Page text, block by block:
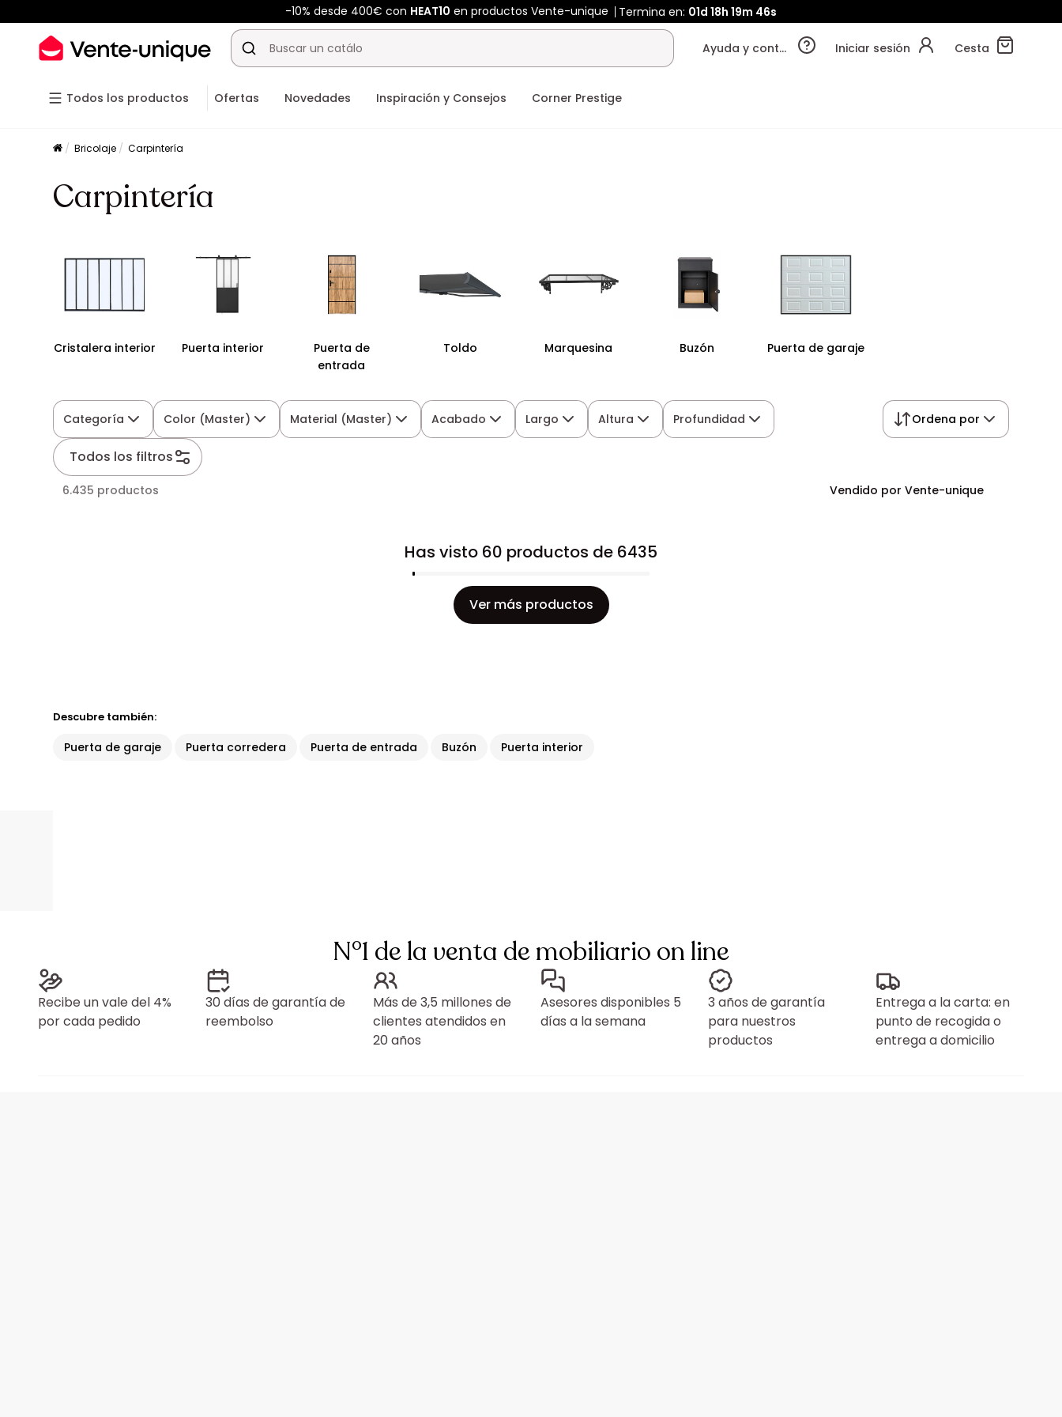
-10% desde 400€ con HEAT10 en productos Vente-unique Termina en: 01d 18h 19m 44s
Ayuda y contacto Iniciar sesión Cesta
Todos los productos Ofertas Novedades Inspiración y Consejos Corner Prestige
Bricolaje Carpintería
Carpintería
Cristalera interior Puerta interior
Puerta de
entrada
Toldo Marquesina Buzón Puerta de garaje
Categoría Color (Master) Material (Master) Acabado Largo Altura Profundidad
Todos los filtros
Ordena por
6.435 productos Vendido por Vente-unique
Has visto 60 productos de 6435
Ver más productos
Descubre también:
Puerta de garaje Puerta corredera Puerta de entrada Buzón Puerta interior
N°1 de la venta de mobiliario on line
Recibe un vale del 4%
por cada pedido
30 días de garantía de
reembolso
Más de 3,5 millones de
clientes atendidos en
20 años
Asesores disponibles 5
días a la semana
3 años de garantía
para nuestros
productos
Entrega a la carta: en
punto de recogida o
entrega a domicilio